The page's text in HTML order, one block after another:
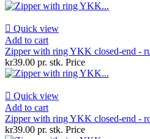
 Quick view
Add to cart
Zipper with ring YKK closed-end -
kr39.00 pr. stk. Price
 Quick view
Add to cart
Zipper with ring YKK closed-end -
kr39.00 pr. stk. Price